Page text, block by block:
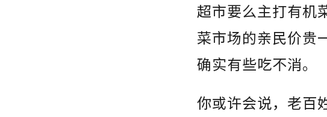
超市要么主打有机
菜市场的亲民价贵
确实有些吃不消。
你或许会说，老百